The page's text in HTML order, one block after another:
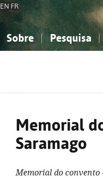
EN FR
Sobre Pesquisa
Memorial
Saramago
Memorial do convento